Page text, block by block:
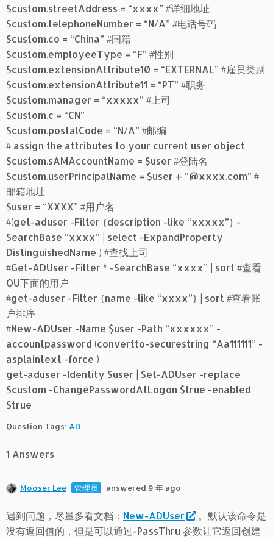
$custom.streetAddress = “xxxx” #详细地址
$custom.telephoneNumber = “N/A” #电话号码
$custom.co = “China” #国籍
$custom.employeeType = “F” #性别
$custom.extensionAttribute10 = “EXTERNAL” #雇员类别
$custom.extensionAttribute11 = “PT” #职务
$custom.manager = “xxxxx” #上司
$custom.c = “CN”
$custom.postalCode = “N/A” #邮编
# assign the attributes to your current user object
$custom.sAMAccountName = $user #登陆名
$custom.userPrincipalName = $user + “@xxxx.com” #
邮箱地址
$user = “XXXX” #用户名
#(get-aduser -Filter {description -like “xxxxx”} -
SearchBase “xxxx” | select -ExpandProperty
DistinguishedName ) #查找上司
#Get-ADUser -Filter * -SearchBase “xxxx” | sort #查看
OU下面的用户
#get-aduser -Filter {name -like “xxxx”} | sort #查看账
户排序
#New-ADUser -Name $user -Path “xxxxxx” -
accountpassword (convertto-securestring “Aa111111” -
asplaintext -force )
get-aduser -Identity $user | Set-ADUser -replace
$custom -ChangePasswordAtLogon $true -enabled
$true
Question Tags: AD
1 Answers
Mooser Lee 管理员 answered 9 年 ago
遇到问题，尽量多看文档： New-ADUser
。默认该命令是
没有返回值的，但是可以通过-PassThru 参数让它返回创建